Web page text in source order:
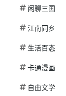
闲聊三国
江南同乡
生活百态
卡通漫画
自由文学